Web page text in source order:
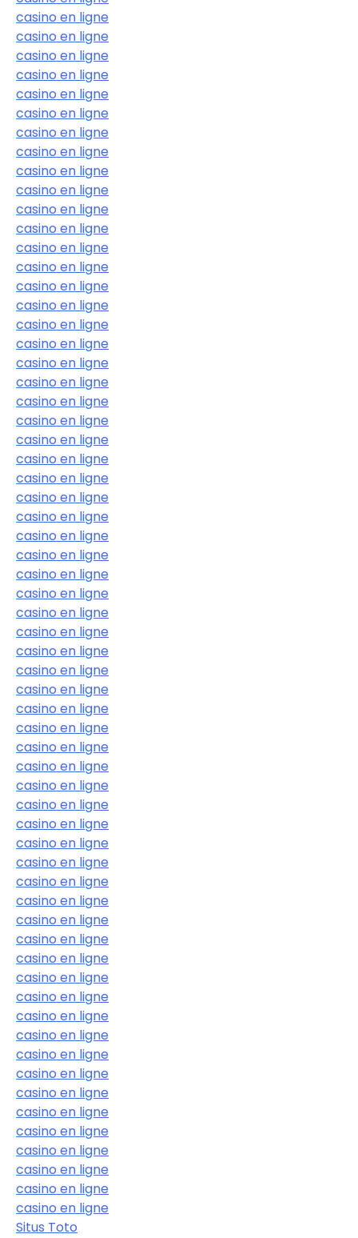
casino en ligne
casino en ligne
casino en ligne
casino en ligne
casino en ligne
casino en ligne
casino en ligne
casino en ligne
casino en ligne
casino en ligne
casino en ligne
casino en ligne
casino en ligne
casino en ligne
casino en ligne
casino en ligne
casino en ligne
casino en ligne
casino en ligne
casino en ligne
casino en ligne
casino en ligne
casino en ligne
casino en ligne
casino en ligne
casino en ligne
casino en ligne
casino en ligne
casino en ligne
casino en ligne
casino en ligne
casino en ligne
casino en ligne
casino en ligne
casino en ligne
casino en ligne
casino en ligne
casino en ligne
casino en ligne
casino en ligne
casino en ligne
casino en ligne
casino en ligne
casino en ligne
casino en ligne
casino en ligne
casino en ligne
casino en ligne
casino en ligne
casino en ligne
casino en ligne
casino en ligne
casino en ligne
casino en ligne
casino en ligne
casino en ligne
casino en ligne
casino en ligne
casino en ligne
casino en ligne
casino en ligne
casino en ligne
casino en ligne
Situs Toto